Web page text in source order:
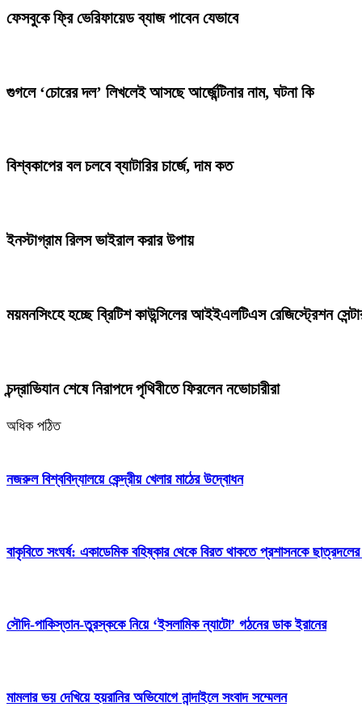
ফেসবুকে ফ্রি ভেরিফায়েড ব্যাজ পাবেন যেভাবে
গুগলে ‘চোরের দল’ লিখলেই আসছে আর্জেন্টিনার নাম, ঘটনা কি
বিশ্বকাপের বল চলবে ব্যাটারির চার্জে, দাম কত
ইনস্টাগ্রাম রিলস ভাইরাল করার উপায়
ময়মনসিংহে হচ্ছে ব্রিটিশ কাউন্সিলের আইইএলটিএস রেজিস্ট্রেশন
চন্দ্রাভিযান শেষে নিরাপদে পৃথিবীতে ফিরলেন নভোচারীরা
অধিক পঠিত
নজরুল বিশ্ববিদ্যালয়ে কেন্দ্রীয় খেলার মাঠের উদ্বোধন
বাকৃবিতে সংঘর্ষ: একাডেমিক বহিষ্কার থেকে বিরত থাকতে প্রশাসনকে
সৌদি-পাকিস্তান-তুরস্ককে নিয়ে ‘ইসলামিক ন্যাটো’ গঠনের ডাক ইরানের
মামলার ভয় দেখিয়ে হয়রানির অভিযোগে নান্দাইলে সংবাদ সম্মেলন